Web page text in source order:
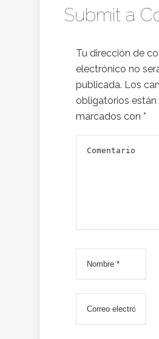
Submit a
Tu dirección de
electrónico no
publicada. Los
obligatorios están
marcados con *